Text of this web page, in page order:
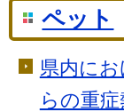
ペット
県内に
らの重